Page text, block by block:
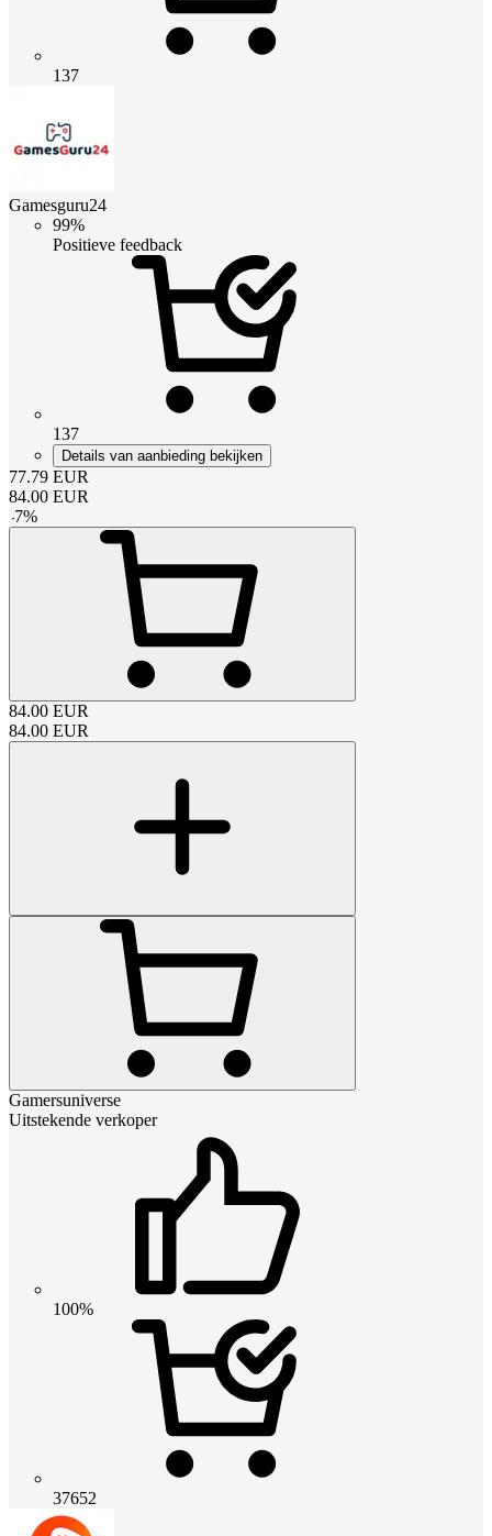
137
Gamesguru24
99%
Positieve feedback
137
Details van aanbieding bekijken
77.79 EUR
84.00 EUR
-7%
84.00 EUR
84.00 EUR
Gamersuniverse
Uitstekende verkoper
100%
37652